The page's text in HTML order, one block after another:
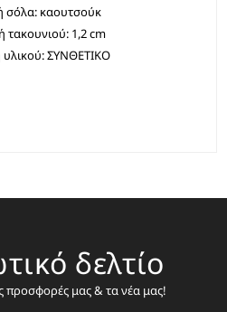
σόλα: καουτσούκ
τακουνιού: 1,2 cm
ΣΥΝΘΕΤΙΚΟ
δελτίο
προσφορές μας & τα νέα μας!